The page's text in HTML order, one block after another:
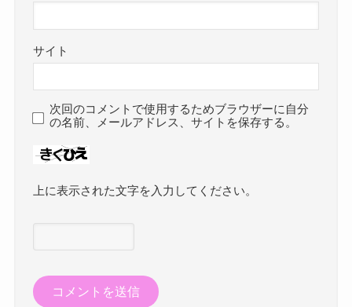
サイト
次回のコメントで使用するためブラウザーに自分
の名前、メールアドレス、サイトを保存する。
上に表示された文字を入力してください。